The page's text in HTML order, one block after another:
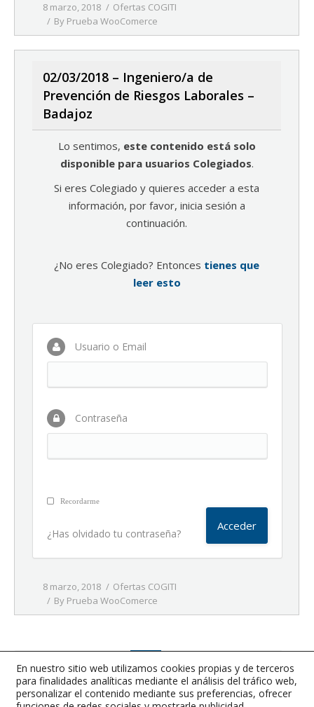
8 marzo, 2018
Ofertas COGITI
By Prueba WooComerce
02/03/2018 – Ingeniero/a de
Prevención de Riesgos Laborales –
Badajoz
Lo sentimos, este contenido está solo
disponible para usuarios Colegiados.
Si eres Colegiado y quieres acceder a esta
información, por favor, inicia sesión a
continuación.
¿No eres Colegiado? Entonces tienes que
leer esto
Usuario o Email
Contraseña
Recordarme
¿Has olvidado tu contraseña?
8 marzo, 2018
Ofertas COGITI
By Prueba WooComerce
1 … 51 52 53 54 55 … 67
Página anterior Página siguiente
En nuestro sitio web utilizamos cookies propias y de terceros
para finalidades analíticas mediante el análisis del tráfico web,
personalizar el contenido mediante sus preferencias, ofrecer